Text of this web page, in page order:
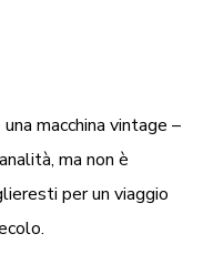
macchina vintage –
ma non è
per un viaggio